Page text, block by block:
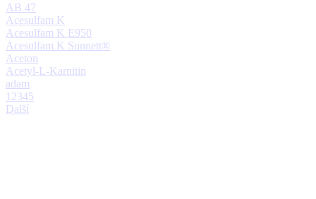
AB 47
Acesulfam K
Acesulfam K E950
Acesulfam K Sunnett®
Aceton
Acetyl-L-Karnitin
adam
1 2345
Další